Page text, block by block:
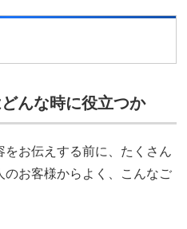
んな時に役立つか
お伝えする前に、たくさん
お客様からよく、こんなご